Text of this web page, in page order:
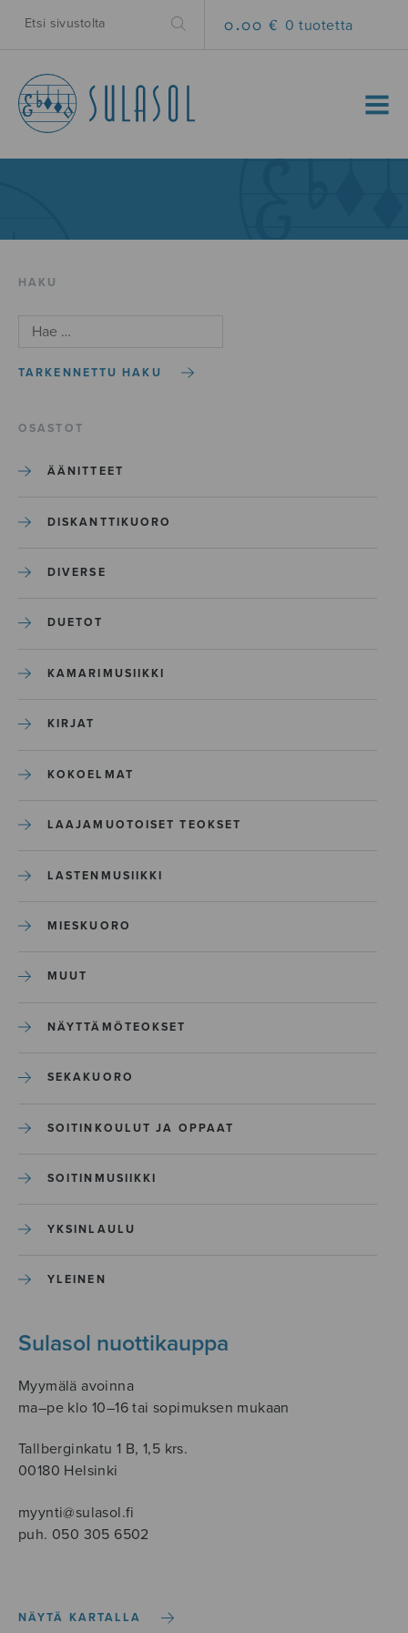
0.00 € 0 tuotetta
MENU
HAKU
TARKENNETTU HAKU
OSASTOT
ÄÄNITTEET
DISKANTTIKUORO
DIVERSE
DUETOT
KAMARIMUSIIKKI
KIRJAT
KOKOELMAT
LAAJAMUOTOISET TEOKSET
LASTENMUSIIKKI
MIESKUORO
MUUT
NÄYTTÄMÖTEOKSET
SEKAKUORO
SOITINKOULUT JA OPPAAT
SOITINMUSIIKKI
YKSINLAULU
YLEINEN
Sulasol nuottikauppa
Myymälä avoinna
ma–pe klo 10–16 tai sopimuksen mukaan
Tallberginkatu 1 B, 1,5 krs.
00180 Helsinki
myynti@sulasol.fi
puh. 050 305 6502
NÄYTÄ KARTALLA